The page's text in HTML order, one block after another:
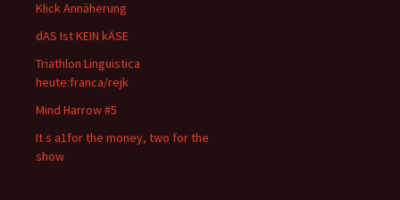
Klick Annäherung
dAS Ist KEIN kÄSE
Triathlon Linguistica
heute:franca/rejk
Mind Harrow #5
It s a1for the money, two for the
show